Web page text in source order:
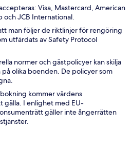
Visa, Mastercard, American
och JCB International.
man följer de riktlinjer för rengöring
utfärdats av Safety Protocol
normer och gästpolicyer kan skilja
på olika boenden. De policyer som
kommer värdens
gälla. I enlighet med EU-
gäller inte ångerrätten